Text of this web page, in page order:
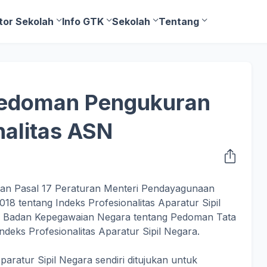
Sekolah Info GTK Sekolah Tentang
Pengukuran
ASN
Pasal 17 Peraturan Menteri Pendayagunaan
tentang Indeks Profesionalitas Aparatur Sipil
Kepegawaian Negara tentang Pedoman Tata
Profesionalitas Aparatur Sipil Negara.
Sipil Negara sendiri ditujukan untuk